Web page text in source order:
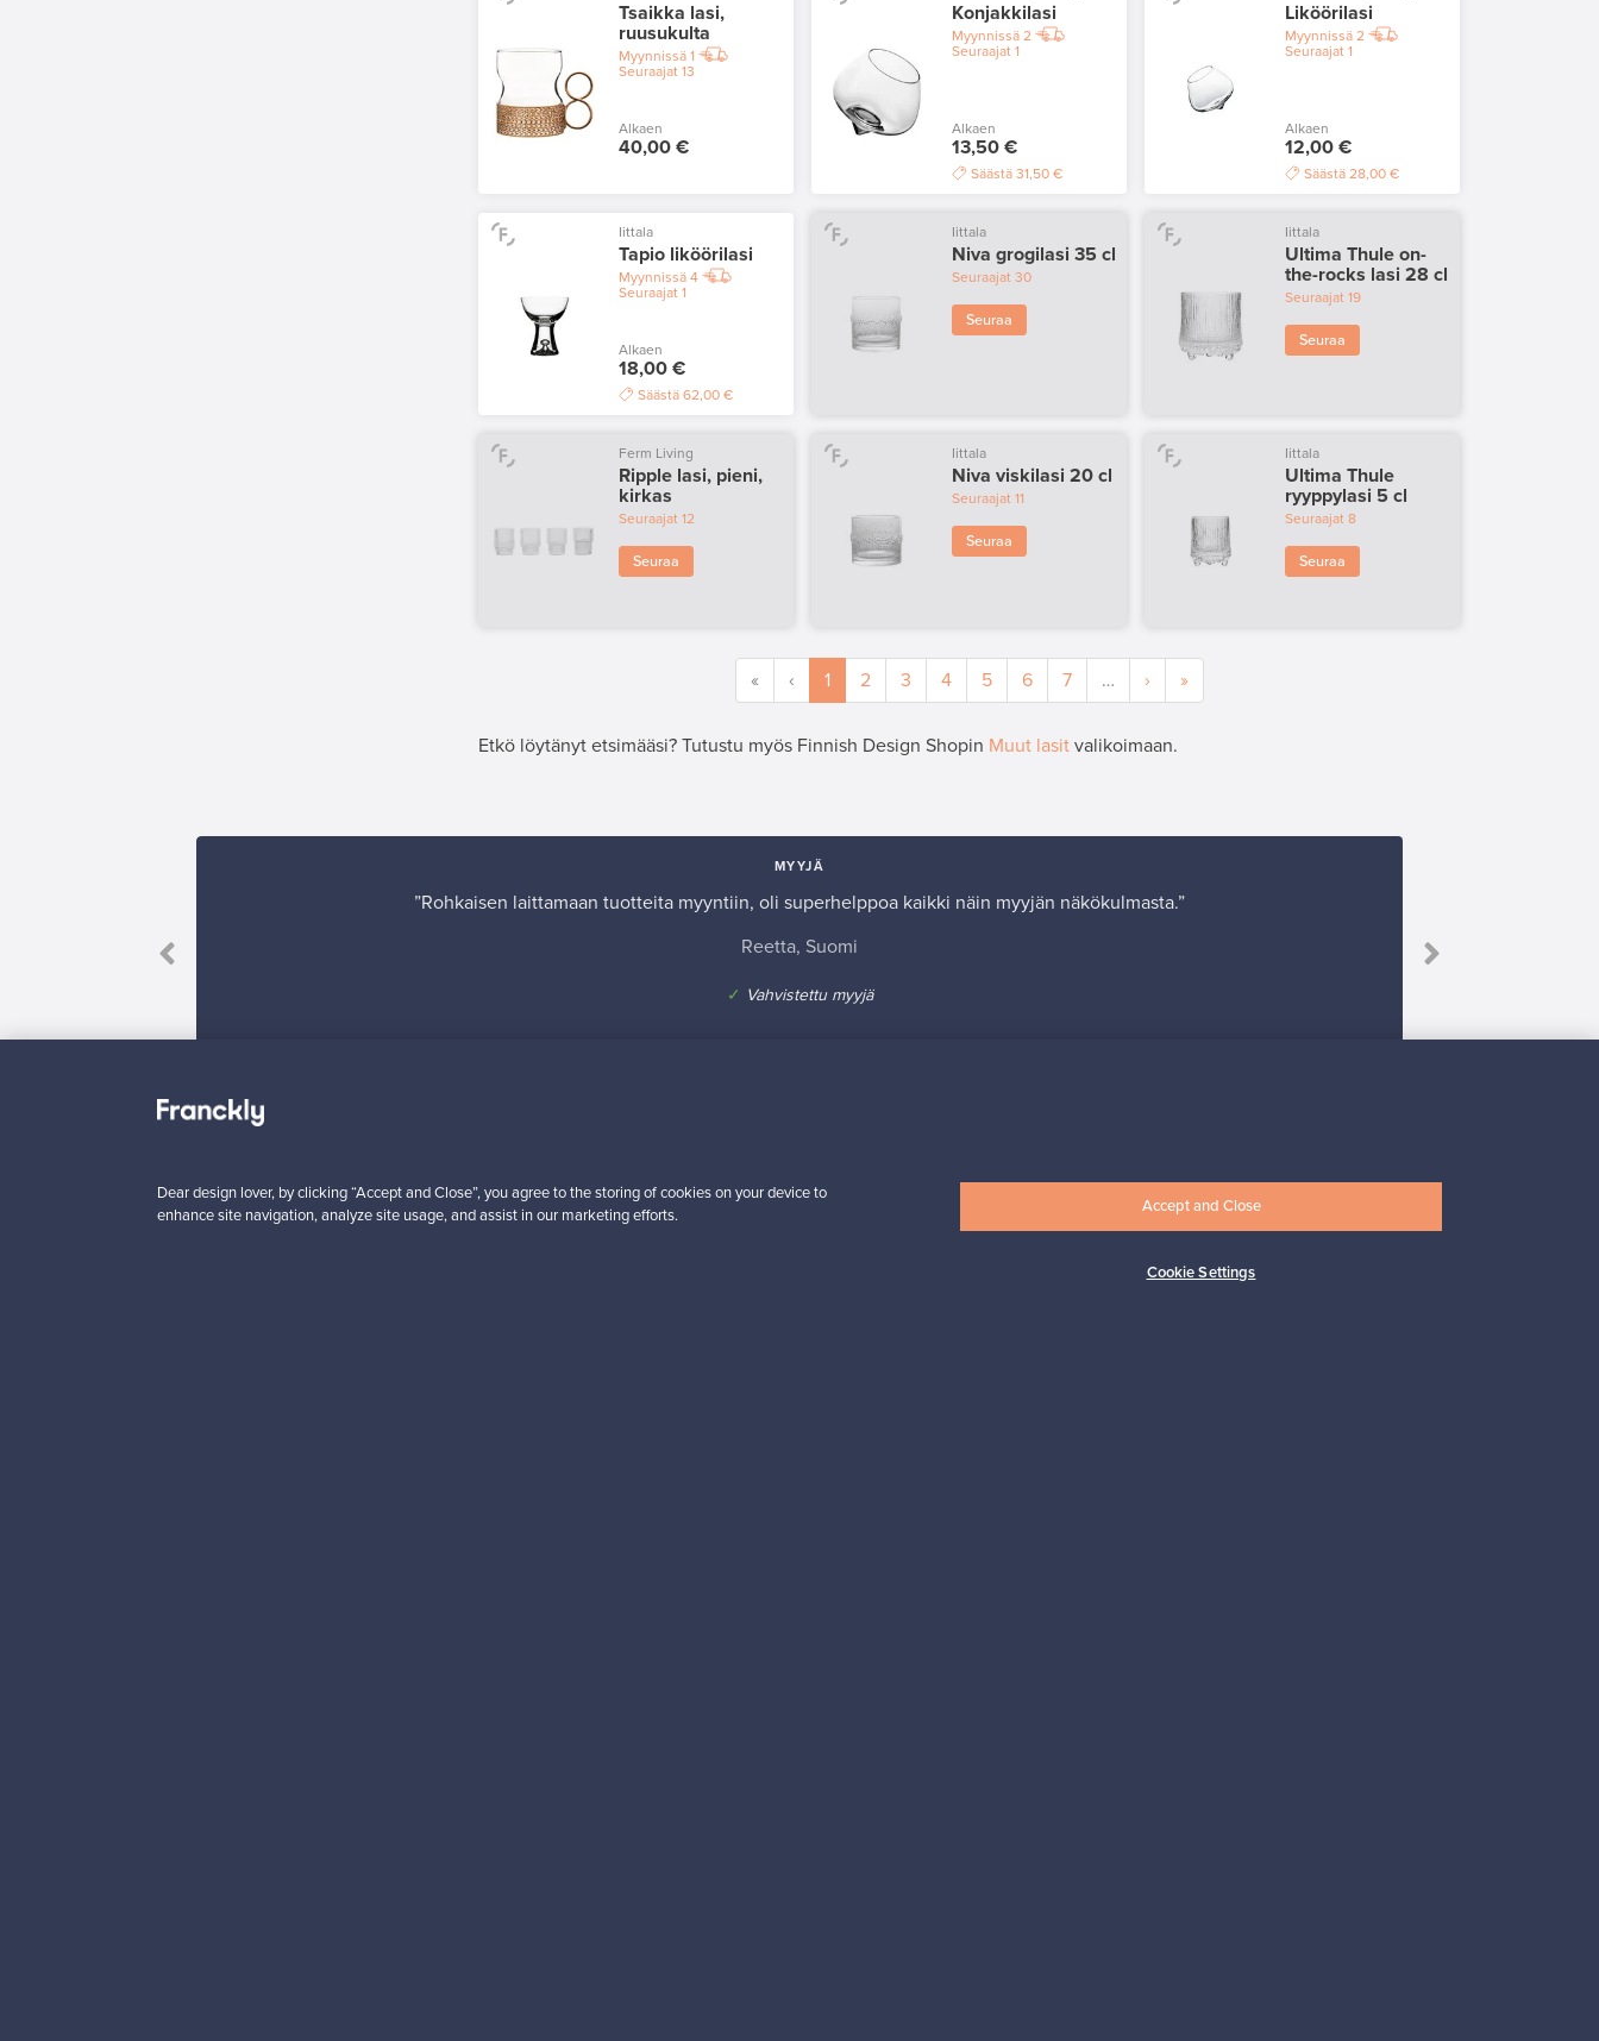
Tsaikka lasi,
ruusukulta
Myynnissä 1
Seuraajat 13
Alkaen
40,00 €
Konjakkilasi
Myynnissä 2
Seuraajat 1
Alkaen
13,50 €
Säästä 31,50 €
Liköörilasi
Myynnissä 2
Seuraajat 1
Alkaen
12,00 €
Säästä 28,00 €
Iittala
Tapio liköörilasi
Myynnissä 4
Seuraajat 1
Alkaen
18,00 €
Säästä 62,00 €
Iittala
Niva grogilasi 35 cl
Seuraajat 30
Seuraa
Iittala
Ultima Thule on-
the-rocks lasi 28 cl
Seuraajat 19
Seuraa
Ferm Living
Ripple lasi, pieni,
kirkas
Seuraajat 12
Seuraa
Iittala
Niva viskilasi 20 cl
Seuraajat 11
Seuraa
Iittala
Ultima Thule
ryyppylasi 5 cl
Seuraajat 8
Seuraa
« ‹ 1 2 3 4 5 6 7 … › »
Etkö löytänyt etsimääsi? Tutustu myös Finnish Design Shopin Muut lasit valikoimaan.
MYYJÄ
”Rohkaisen laittamaan tuotteita myyntiin, oli superhelppoa kaikki näin myyjän näkökulmasta.”
Reetta, Suomi
✓ Vahvistettu myyjä
Haluatko inspiroitua designista?
Tilaa uutiskirjeemme ja pysyt ajan tasalla!
Tilaa
Dear design lover, by clicking “Accept and Close”, you agree to the storing of cookies on your device to
enhance site navigation, analyze site usage, and assist in our marketing efforts.
Cookie Settings
Accept and Close